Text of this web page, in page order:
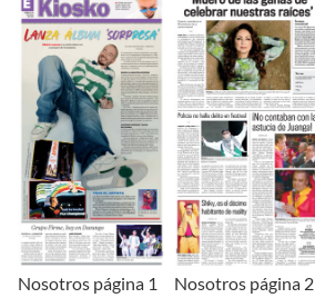
Nosotros página 1 Nosotros página 2